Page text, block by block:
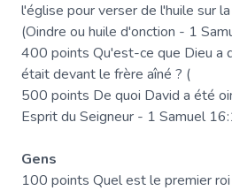
l'église pour verser de l'huile sur
(Oindre ou huile d'onction - 1
400 points Qu'est-ce que Dieu a
était devant le frère aîné ? (
500 points De quoi David a été
Esprit du Seigneur - 1 Samuel
Gens
100 points Quel est le premier